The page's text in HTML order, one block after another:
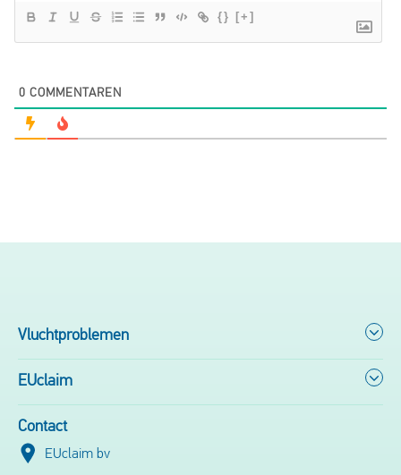
{} [+]
0 COMMENTAREN
Vluchtproblemen
EUclaim
Contact
EUclaim bv